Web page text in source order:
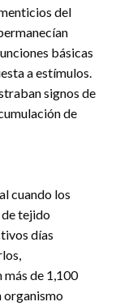
del
básicas
a estímulos.
signos de
de
cuando los
tejido
días
de 1,100
organismo